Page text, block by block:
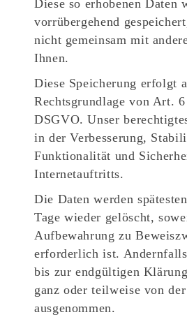
Diese so erhobenen Daten
vorrübergehend
nicht gemeinsam mit
Ihnen.
Diese Speicherung erfolgt
Rechtsgrundlage von Art.
DSGVO. Unser
in der Verbesserung,
Funktionalität und
Internetauftritts.
Die Daten werden
Tage wieder gelöscht,
Aufbewahrung zu
erforderlich ist.
bis zur endgültigen
ganz oder teilweise von
ausgenommen.